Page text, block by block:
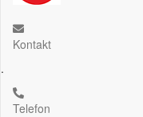
Kontakt
.
Telefon